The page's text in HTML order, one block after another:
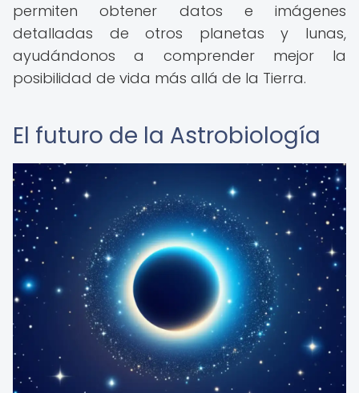
permiten obtener datos e imágenes
detalladas de otros planetas y lunas,
ayudándonos a comprender mejor la
posibilidad de vida más allá de la Tierra.
El futuro de la Astrobiología